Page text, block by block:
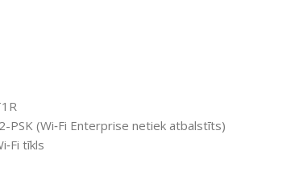
PSK (Wi‑Fi Enterprise netiek atbalstīts)
tīkls